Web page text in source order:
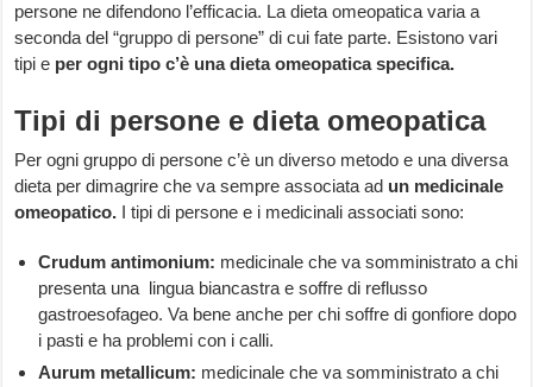
persone ne difendono l’efficacia. La dieta omeopatica varia a
seconda del “gruppo di persone” di cui fate parte. Esistono vari
tipi e per ogni tipo c’è una dieta omeopatica specifica.
Tipi di persone e dieta omeopatica
Per ogni gruppo di persone c’è un diverso metodo e una diversa
dieta per dimagrire che va sempre associata ad un medicinale
omeopatico. I tipi di persone e i medicinali associati sono:
Crudum antimonium: medicinale che va somministrato a chi
presenta una lingua biancastra e soffre di reflusso
gastroesofageo. Va bene anche per chi soffre di gonfiore dopo
i pasti e ha problemi con i calli.
Aurum metallicum: medicinale che va somministrato a chi